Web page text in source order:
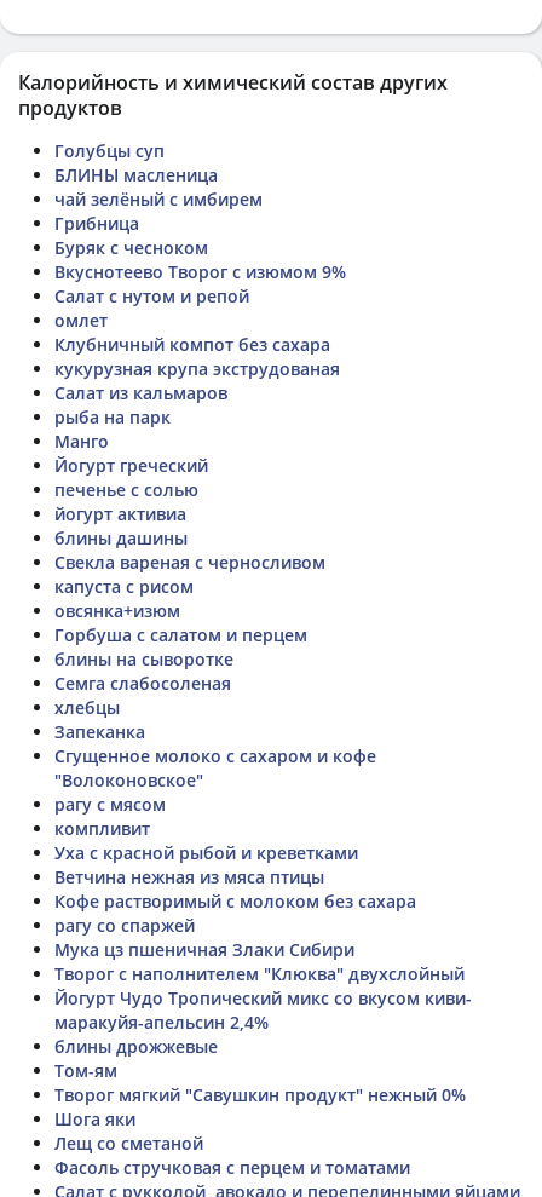
Калорийность и химический состав других
продуктов
Голубцы суп
БЛИНЫ масленица
чай зелёный с имбирем
Грибница
Буряк с чесноком
Вкуснотеево Творог с изюмом 9%
Салат с нутом и репой
омлет
Клубничный компот без сахара
кукурузная крупа экструдованая
Салат из кальмаров
рыба на парк
Манго
Йогурт греческий
печенье с солью
йогурт активиа
блины дашины
Свекла вареная с черносливом
капуста с рисом
овсянка+изюм
Горбуша с салатом и перцем
блины на сыворотке
Семга слабосоленая
хлебцы
Запеканка
Сгущенное молоко с сахаром и кофе
"Волоконовское"
рагу с мясом
компливит
Уха с красной рыбой и креветками
Ветчина нежная из мяса птицы
Кофе растворимый с молоком без сахара
рагу со спаржей
Мука цз пшеничная Злаки Сибири
Творог с наполнителем "Клюква" двухслойный
Йогурт Чудо Тропический микс со вкусом киви-
маракуйя-апельсин 2,4%
блины дрожжевые
Том-ям
Творог мягкий "Савушкин продукт" нежный 0%
Шога яки
Лещ со сметаной
Фасоль стручковая с перцем и томатами
Салат с рукколой, авокадо и перепелинными яйцами